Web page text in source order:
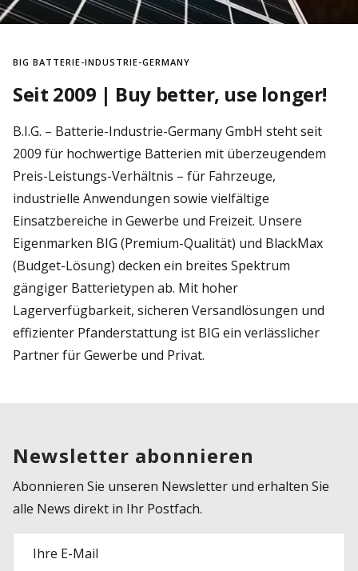
BIG BATTERIE-INDUSTRIE-GERMANY
Seit 2009 | Buy better, use longer!
B.I.G. – Batterie-Industrie-Germany GmbH steht seit
2009 für hochwertige Batterien mit überzeugendem
Preis-Leistungs-Verhältnis – für Fahrzeuge,
industrielle Anwendungen sowie vielfältige
Einsatzbereiche in Gewerbe und Freizeit. Unsere
Eigenmarken BIG (Premium-Qualität) und BlackMax
(Budget-Lösung) decken ein breites Spektrum
gängiger Batterietypen ab. Mit hoher
Lagerverfügbarkeit, sicheren Versandlösungen und
effizienter Pfanderstattung ist BIG ein verlässlicher
Partner für Gewerbe und Privat.
Newsletter abonnieren
Abonnieren Sie unseren Newsletter und erhalten Sie
alle News direkt in Ihr Postfach.
Ihre E-Mail